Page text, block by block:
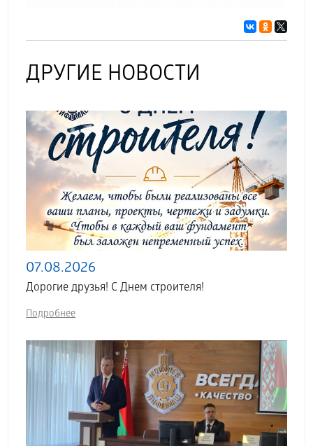
ДРУГИЕ НОВОСТИ
07.08.2026
Дорогие друзья! С Днем строителя!
Подробнее